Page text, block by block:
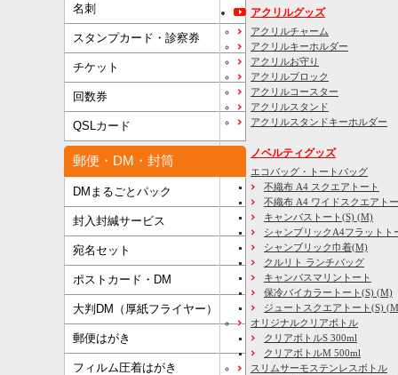
名刺
スタンプカード・診察券
チケット
回数券
QSLカード
郵便・DM・封筒
DMまるごとパック
封入封緘サービス
宛名セット
ポストカード・DM
大判DM（厚紙フライヤー）
郵便はがき
フィルム圧着はがき
アクリルグッズ
アクリルチャーム
アクリルキーホルダー
アクリルお守り
アクリルブロック
アクリルコースター
アクリルスタンド
アクリルスタンドキーホルダー
ノベルティグッズ
エコバッグ・トートバッグ
不織布 A4 スクエアトート
不織布 A4 ワイドスクエアト
キャンバストート(S) (M)
シャンブリックA4フラットト
シャンブリック巾着(M)
クルリト ランチバッグ
キャンバスマリントート
保冷バイカラートート(S) (M)
ジュートスクエアトート(S)
オリジナルクリアボトル
クリアボトルS 300ml
クリアボトルM 500ml
スリムサーモステンレスボトル